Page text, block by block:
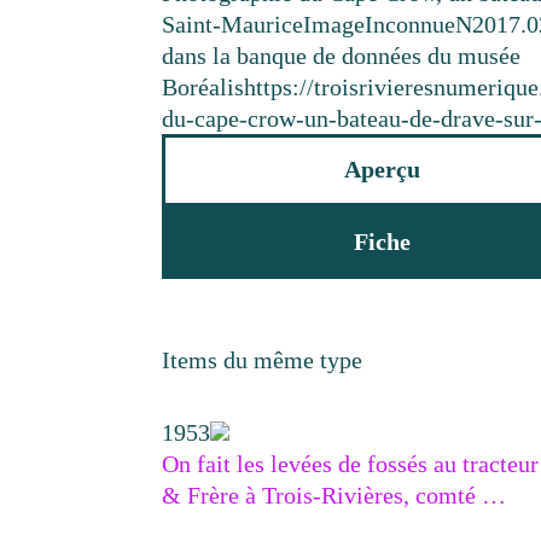
Saint-MauriceImageInconnue
dans la banque de données du musée
Boréalishttps://
du-cape-crow-un-bateau-de-drave-
Aperçu
Fiche
Items du même type
1953
On fait les levées de fossés au
& Frère à Trois-Rivières, comté …